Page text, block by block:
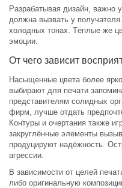
Разрабатывая дизайн, важно
должна вызвать у
холодных тонах. Тёплые же
эмоции.
От чего зависит
Насыщенные цвета более
выбирают для печати
представителям солидных
фирм, лучше отдать
Контуры и очертания также
закруглённые элементы
продуцируют надёжность.
агрессии.
В зависимости от целей
либо оригинальную